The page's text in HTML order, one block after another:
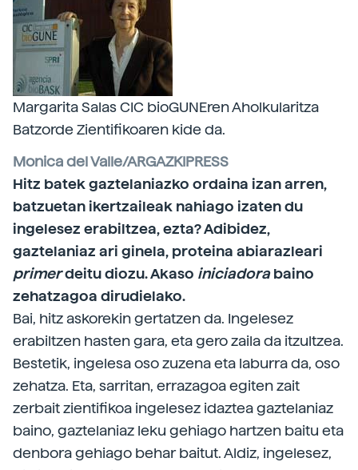
Margarita Salas CIC bioGUNEren Aholkularitza
Batzorde Zientifikoaren kide da.
Monica del Valle/ARGAZKIPRESS
Hitz batek gaztelaniazko ordaina izan arren,
batzuetan ikertzaileak nahiago izaten du
ingelesez erabiltzea, ezta? Adibidez,
gaztelaniaz ari ginela, proteina abiarazleari
primerdeitu diozu. Akaso iniciadorabaino
zehatzagoa dirudielako.
Bai, hitz askorekin gertatzen da. Ingelesez
erabiltzen hasten gara, eta gero zaila da itzultzea.
Bestetik, ingelesa oso zuzena eta laburra da, oso
zehatza. Eta, sarritan, errazagoa egiten zait
zerbait zientifikoa ingelesez idaztea gaztelaniaz
baino, gaztelaniaz leku gehiago hartzen baitu eta
denbora gehiago behar baitut. Aldiz, ingelesez,